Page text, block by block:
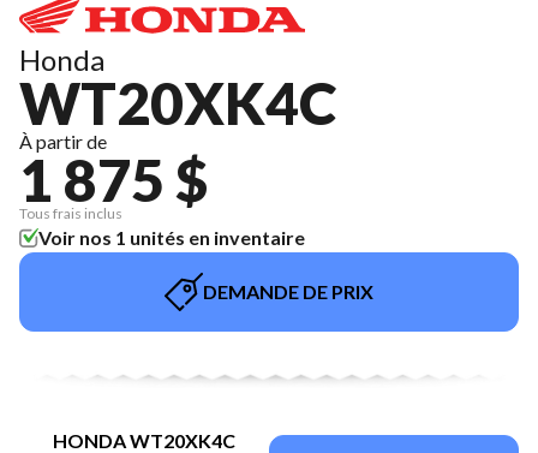
Honda
WT20XK4C
À partir de
1 875 $
Tous frais inclus
Voir nos 1 unités en inventaire
DEMANDE DE PRIX
HONDA WT20XK4C